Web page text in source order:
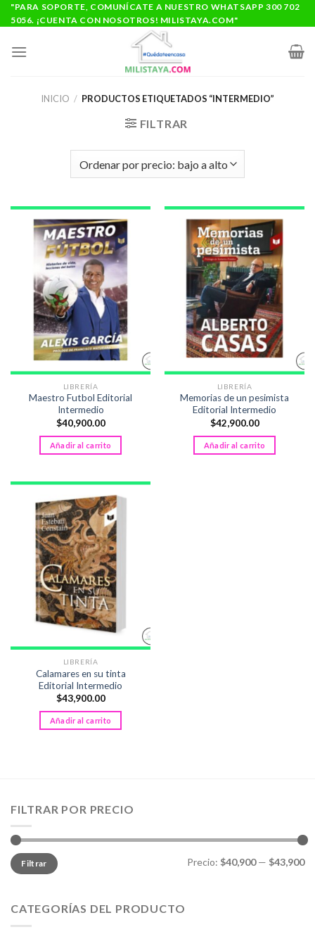
Saltar
al
"PARA SOPORTE, COMUNÍCATE A NUESTRO WHATSAPP 300 702
5056. ¡CUENTA CON NOSOTROS! MILISTAYA.COM"
INICIO / PRODUCTOS ETIQUETADOS “INTERMEDIO”
FILTRAR
LIBRERÍA
Maestro Futbol Editorial
Intermedio
$40,900.00
Añadir al carrito
LIBRERÍA
Memorias de un pesimista
Editorial Intermedio
$42,900.00
Añadir al carrito
LIBRERÍA
Calamares en su tinta
Editorial Intermedio
$43,900.00
Añadir al carrito
FILTRAR POR PRECIO
Precio
mínimo
Precio
máximo
Filtrar Precio: $40,900— $43,900
CATEGORÍAS DEL PRODUCTO